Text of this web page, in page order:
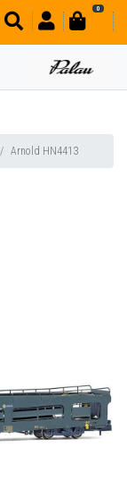
0
Arnold HN4413